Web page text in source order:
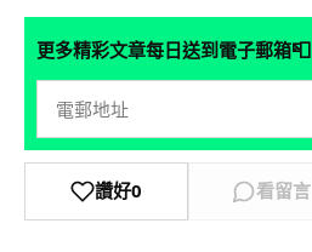
更多精彩文章每日送到電子郵箱📮
讚好0 看留言